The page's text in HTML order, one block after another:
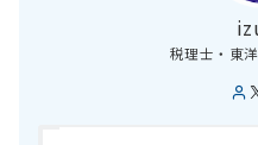
税理士・東